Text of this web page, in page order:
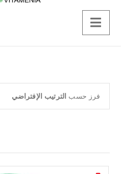
فرز حسب الترتيب الإفتراضي